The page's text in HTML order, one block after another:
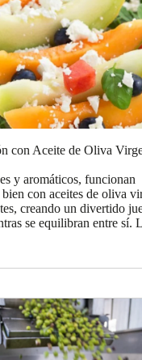
con Aceite de Oliva
y aromáticos, funcionan
con aceites de oliva
creando un divertido
se equilibran entre sí.